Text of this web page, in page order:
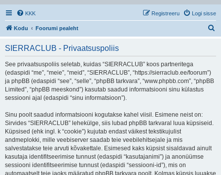
KKK Logi sisse
Registreeru
Kodu Foorumi pealeht
SIERRACLUB - Privaatsuspoliis
See privaatsuspoliis seletab, kuidas “SIERRACLUB” koos partneritega
(edaspidi “me”, “meie”, “meid”, “SIERRACLUB”, “https://sierraclub.ee/foorum”)
ja phpBB (edaspidi “see”, “selle”, “phpBB tarkvara”, “www.phpbb.com”, “phpBB
Limited”, “phpBB meeskond”) kasutab saadud informatsiooni sinu külastus
sessiooni ajal (edaspidi “sinu informatsioon”).
Sinu poolt saadud informatsiooni kogutakse kahel viisil. Esimene neist on:
Sirvides “SIERRACLUB” lehekülge, siis lubad phpBB tarkvaral luua küpsiseid.
Küpsised (ehk ingl. k “cookie”) kujutab endast väikest tekstikujulist
andmeplokki, mille veebiserver saadab teie veebilehitsejale ja mis
salvestatakse teie arvuti kõvakettale. Esimesed kaks küpsist sisaldavad ainult
kasutaja identifitseerimise tunnust (edaspidi “kasutajanimi”) ja anonüümse
sessiooni identifitseerimise tunnust (edaspidi “sessiooni-id”), mis on
automaatselt teie jaoks määratud phpBB tarkvara poolt. Kolmas küpsis luuakse